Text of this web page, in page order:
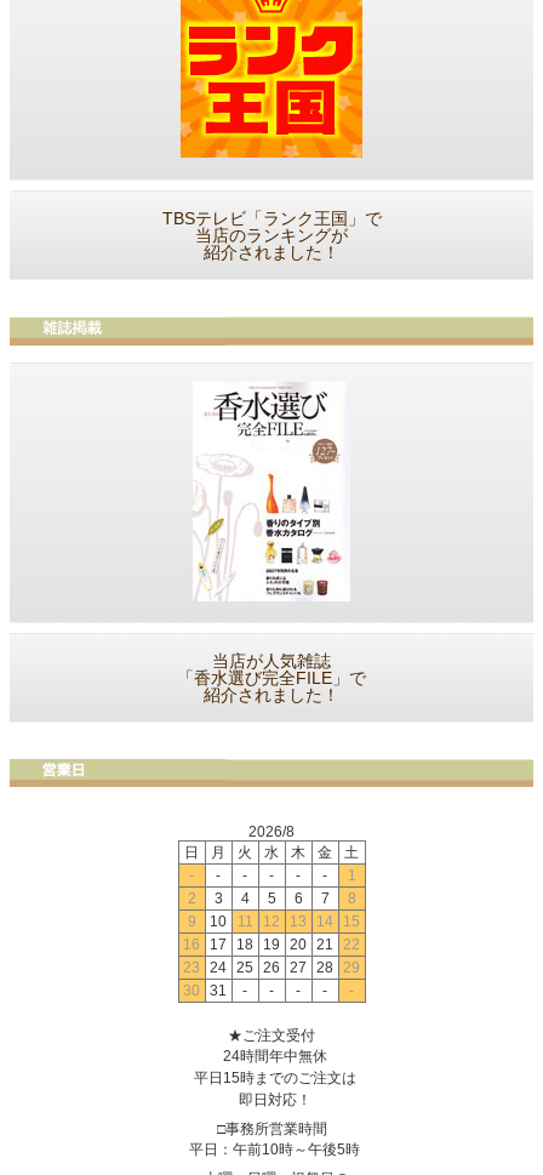
TBSテレビ「ランク王国」で
当店のランキングが
紹介されました！
当店が人気雑誌
「香水選び完全FILE」で
紹介されました！
2026/8
日
月 火 水 木 金
土
-
- - - - -
1
2
3 4 5 6 7
8
9
10 11 12 13 14
15
16
17 18 19 20 21
22
23
24 25 26 27 28
29
30
31 - - - - -
★ご注文受付
24時間年中無休
平日15時までのご注文は
即日対応！
□事務所営業時間
平日：午前10時～午後5時